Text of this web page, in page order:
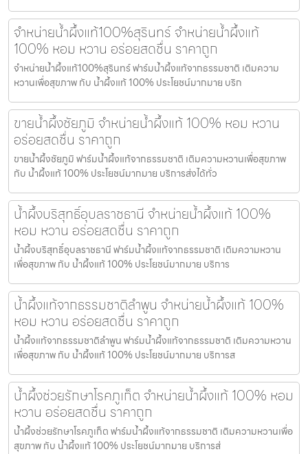
จำหน่ายน้ำผึ้งแท้100%สุรินทร์ จำหน่ายน้ำผึ้งแท้
100% หอม หวาน อร่อยสดชื่น ราคาถูก
จำหน่ายน้ำผึ้งแท้100%สุรินทร์ ฟาร์มน้ำผึ้งแท้จากธรรมชาติ เติมความ
หวานเพื่อสุขภาพ กับ น้ำผึ้งแท้ 100% ประโยชน์มากมาย บริก
ขายน้ำผึ้งชัยภูมิ จำหน่ายน้ำผึ้งแท้ 100% หอม หวาน
อร่อยสดชื่น ราคาถูก
ขายน้ำผึ้งชัยภูมิ ฟาร์มน้ำผึ้งแท้จากธรรมชาติ เติมความหวานเพื่อสุขภาพ
กับ น้ำผึ้งแท้ 100% ประโยชน์มากมาย บริการส่งได้ทั่ว
น้ำผึ้งบริสุทธิ์อุบลราชธานี จำหน่ายน้ำผึ้งแท้ 100%
หอม หวาน อร่อยสดชื่น ราคาถูก
น้ำผึ้งบริสุทธิ์อุบลราชธานี ฟาร์มน้ำผึ้งแท้จากธรรมชาติ เติมความหวาน
เพื่อสุขภาพ กับ น้ำผึ้งแท้ 100% ประโยชน์มากมาย บริการ
น้ำผึ้งแท้จากธรรมชาติลำพูน จำหน่ายน้ำผึ้งแท้ 100%
หอม หวาน อร่อยสดชื่น ราคาถูก
น้ำผึ้งแท้จากธรรมชาติลำพูน ฟาร์มน้ำผึ้งแท้จากธรรมชาติ เติมความหวาน
เพื่อสุขภาพ กับ น้ำผึ้งแท้ 100% ประโยชน์มากมาย บริการส
น้ำผึ้งช่วยรักษาโรคภูเก็ต จำหน่ายน้ำผึ้งแท้ 100% หอม
หวาน อร่อยสดชื่น ราคาถูก
น้ำผึ้งช่วยรักษาโรคภูเก็ต ฟาร์มน้ำผึ้งแท้จากธรรมชาติ เติมความหวานเพื่อ
สุขภาพ กับ น้ำผึ้งแท้ 100% ประโยชน์มากมาย บริการส่